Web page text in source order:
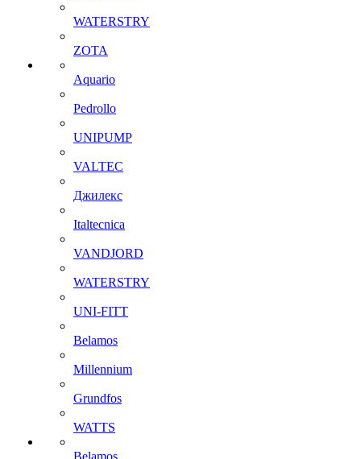
WATERSTRY
ZOTA
Aquario
Pedrollo
UNIPUMP
VALTEC
Джилекс
Italtecnica
VANDJORD
WATERSTRY
UNI-FITT
Belamos
Millennium
Grundfos
WATTS
Belamos